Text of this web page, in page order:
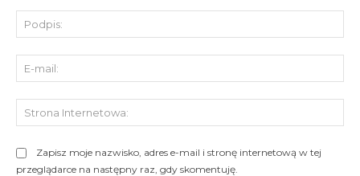
Zapisz moje nazwisko, adres e-mail i stronę internetową w tej
przeglądarce na następny raz, gdy skomentuję.